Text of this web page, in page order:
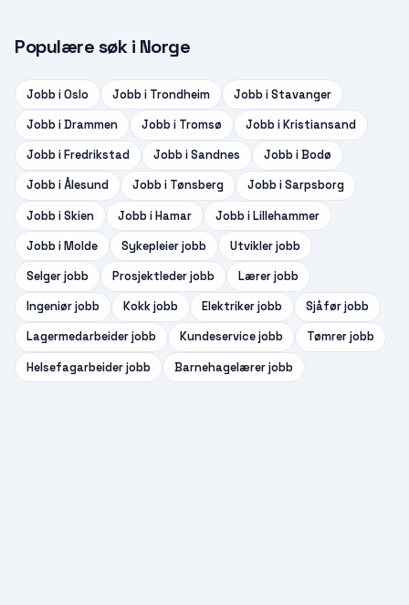
Populære søk i Norge
Jobb iOslo Jobb i Trondheim Jobb iStavanger
Jobb iDrammen Jobb i Tromsø Jobb iKristiansand
Jobb iFredrikstad Jobb iSandnes Jobb iBodø
Jobb iÅlesund Jobb i Tønsberg Jobb iSarpsborg
Jobb iSkien Jobb iHamar Jobb iLillehammer
Jobb iMolde Sykepleierjobb Utviklerjobb
Selgerjobb Prosjektlederjobb Lærerjobb
Ingeniørjobb Kokkjobb Elektrikerjobb Sjåførjobb
Lagermedarbeiderjobb Kundeservicejobb Tømrerjobb
Helsefagarbeiderjobb Barnehagelærerjobb